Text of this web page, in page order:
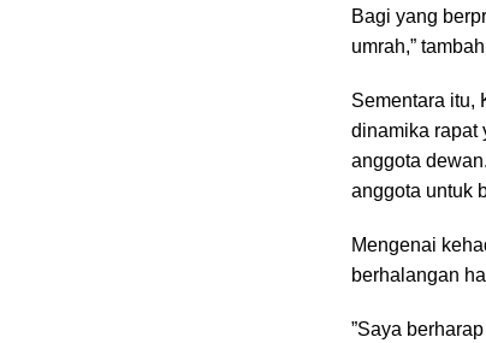
Bagi yang
umrah,”
‎Sementara itu,
dinamika rapat
anggota
anggota untuk
‎Mengenai
berhalangan
‎”Saya